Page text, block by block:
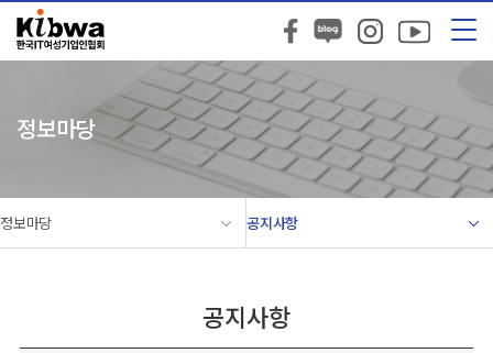
정보마당
정보마당 공지사항
공지사항